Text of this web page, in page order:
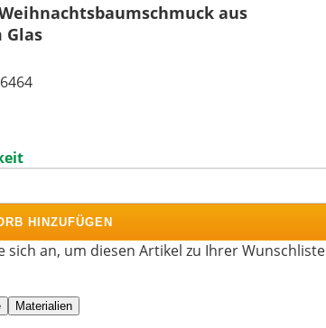
aus
Glas
HINZUFÜGEN
sich an, um diesen Artikel zu Ihrer Wunschliste
Materialien